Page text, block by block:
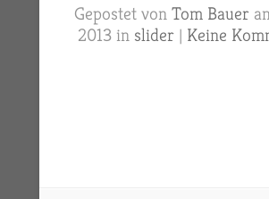
Gepostet von Tom Bauer
2013 in slider| Keine